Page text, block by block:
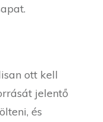
ott kell
jelentő
és